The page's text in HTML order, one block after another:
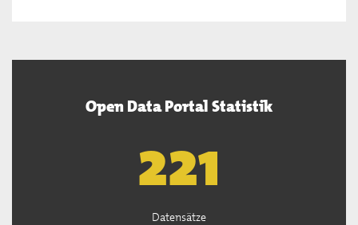
Open Data Portal Statistik
222
Datensätze